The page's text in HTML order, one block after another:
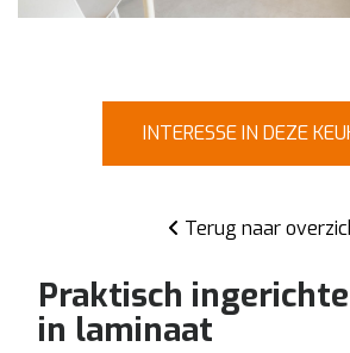
INTERESSE IN DEZE
Terug naar
Praktisch
in laminaat